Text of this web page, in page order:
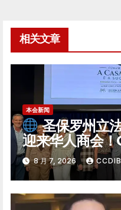
航
相关文章
本会新闻
圣保罗州立
迎来华人商会
企对话「高速通
8 月 7, 2026